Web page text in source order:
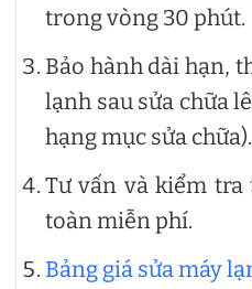
trong vòng 30 phút.
Bảo hành dài hạn,
lạnh sau sửa chữa
hạng mục sửa chữa).
Tư vấn và kiểm
toàn miễn phí.
Bảng giá sửa máy